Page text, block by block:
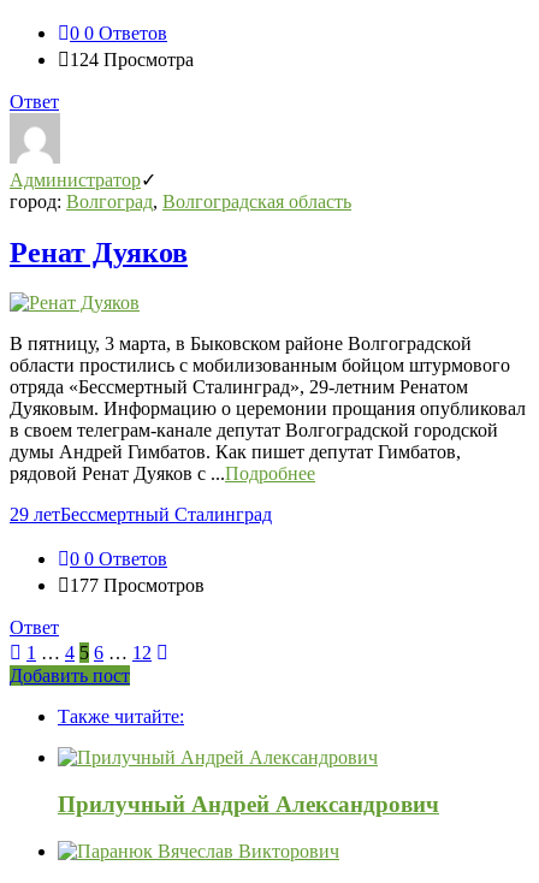
0 0 Ответов
124 Просмотра
Ответ
Администратор
город: Волгоград, Волгоградская область
Ренат Дуяков
В пятницу, 3 марта, в Быковском районе Волгоградской
области простились с мобилизованным бойцом штурмового
отряда «Бессмертный Сталинград», 29-летним Ренатом
Дуяковым. Информацию о церемонии прощания опубликовал
в своем телеграм-канале депутат Волгоградской городской
думы Андрей Гимбатов. Как пишет депутат Гимбатов,
рядовой Ренат Дуяков с ...Подробнее
29 летБессмертный Сталинград
0 0 Ответов
177 Просмотров
Ответ
1 … 4 5 6 … 12
Боковая
панель
Добавить пост
120x600Также читайте:
Прилучный Андрей Александрович